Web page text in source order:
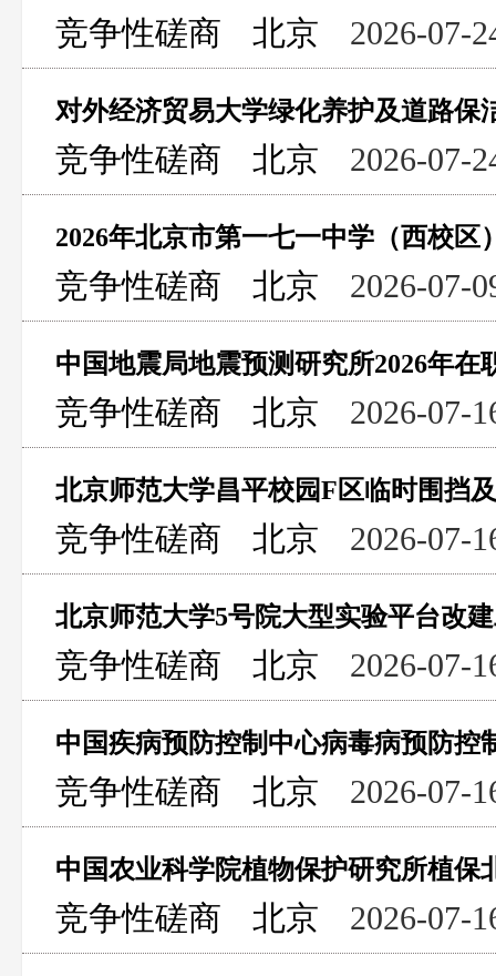
竞争性磋商 北京 2026-07-
对外经济贸易大学绿化养护及道路保
竞争性磋商 北京 2026-07-
竞争性磋商 北京 2026-07-
竞争性磋商 北京 2026-07-
北京师范大学昌平校园F区临时围挡
竞争性磋商 北京 2026-07-
北京师范大学5号院大型实验平台改
竞争性磋商 北京 2026-07-
竞争性磋商 北京 2026-07-
竞争性磋商 北京 2026-07-